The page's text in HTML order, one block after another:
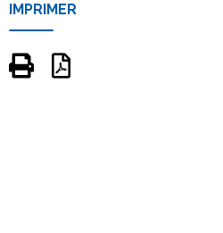
IMPRIMER